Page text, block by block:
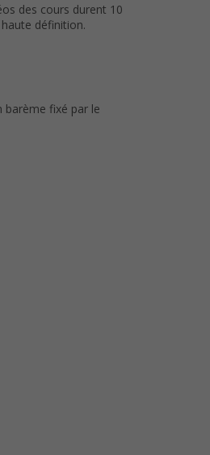
des cours durent 10
définition.
barème fixé par le